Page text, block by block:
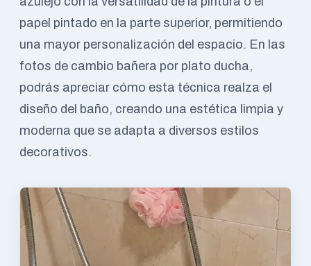
papel pintado en la parte superior, permitiendo
una mayor personalización del espacio. En las
fotos de cambio bañera por plato ducha,
podrás apreciar cómo esta técnica realza el
diseño del baño, creando una estética limpia y
moderna que se adapta a diversos estilos
decorativos.